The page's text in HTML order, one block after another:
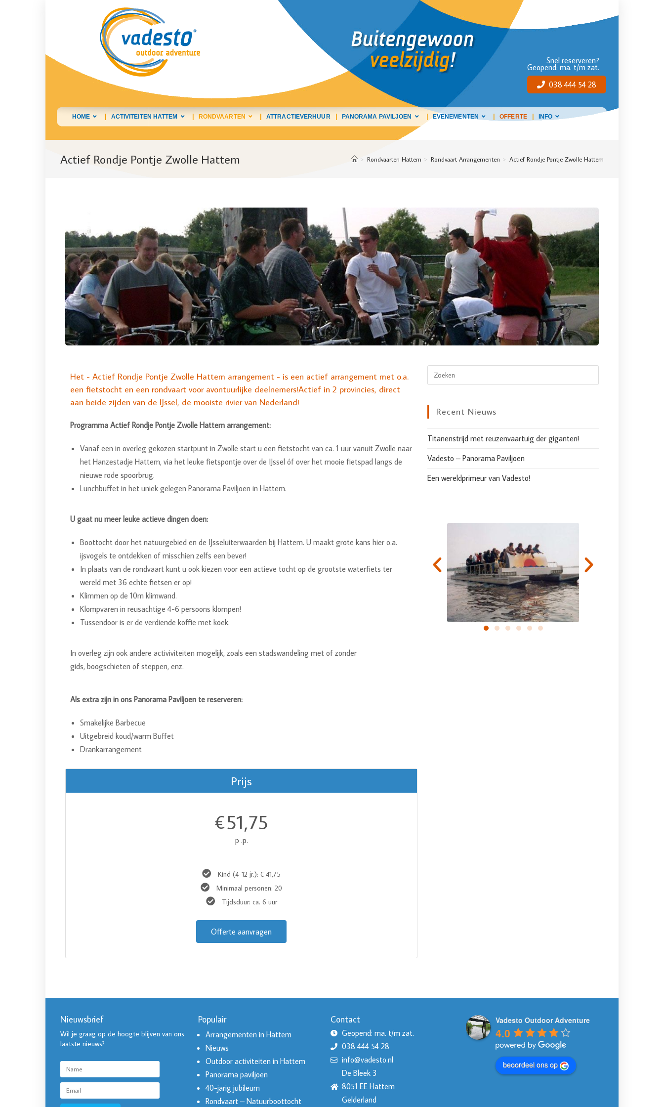
Snel reserveren?
Geopend: ma. t/m zat.
038 444 54 28
HOME ACTIVITEITEN HATTEM RONDVAARTEN ATTRACTIEVERHUUR PANORAMA PAVILJOEN EVENEMENTEN OFFERTE INFO
Actief Rondje Pontje Zwolle Hattem > Rondvaarten Hattem > Rondvaart Arrangementen > Actief Rondje Pontje Zwolle Hattem
Het - Actief Rondje Pontje Zwolle Hattem arrangement - is een actief arrangement met o.a.
een fietstocht en een rondvaart voor avontuurlijke deelnemers!Actief in 2 provincies, direct
aan beide zijden van de IJssel, de mooiste rivier van Nederland!
Programma Actief Rondje Pontje Zwolle Hattem arrangement:
Vanaf een in overleg gekozen startpunt in Zwolle start u een fietstocht van ca. 1 uur vanuit Zwolle naar
het Hanzestadje Hattem, via het leuke fietspontje over de IJssel óf over het mooie fietspad langs de
nieuwe rode spoorbrug.
Lunchbuffet in het uniek gelegen Panorama Paviljoen in Hattem.
U gaat nu meer leuke actieve dingen doen:
Boottocht door het natuurgebied en de IJsseluiterwaarden bij Hattem. U maakt grote kans hier o.a.
ijsvogels te ontdekken of misschien zelfs een bever!
In plaats van de rondvaart kunt u ook kiezen voor een actieve tocht op de grootste waterfiets ter
wereld met 36 echte fietsen er op!
Klimmen op de 10m klimwand.
Klompvaren in reusachtige 4-6 persoons klompen!
Tussendoor is er de verdiende koffie met koek.
In overleg zijn ook andere activiviteiten mogelijk, zoals een stadswandeling met of zonder
gids, boogschieten of steppen, enz.
Als extra zijn in ons Panorama Paviljoen te reserveren:
Smakelijke Barbecue
Uitgebreid koud/warm Buffet
Drankarrangement
Prijs
€51,75
p .p.
Kind (4-12 jr.): € 41,75
Minimaal personen: 20
Tijdsduur: ca. 6 uur
Offerte aanvragen
Recent Nieuws
Titanenstrijd met reuzenvaartuig der giganten!
Vadesto – Panorama Paviljoen
Een wereldprimeur van Vadesto!
Nieuwsbrief
Wil je graag op de hoogte blijven van ons
laatste nieuws?
Populair
Arrangementen in Hattem
Nieuws
Outdoor activiteiten in Hattem
Panorama paviljoen
40-jarig jubileum
Rondvaart – Natuurboottocht
Contact
Geopend: ma. t/m zat.
038 444 54 28
info@vadesto.nl
De Bleek 3
8051 EE Hattem
Gelderland
Vadesto Outdoor Adventure
4.0
beoordeel ons op